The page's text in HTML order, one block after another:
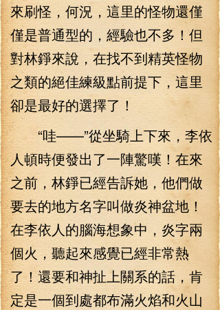
來刷怪，何況，這里的怪物還僅
僅是普通型的，經驗也不多！但
對林錚來說，在找不到精英怪物
之類的絕佳練級點前提下，這里
卻是最好的選擇了！
“哇——”從坐騎上下來，李依
人頓時便發出了一陣驚嘆！在來
之前，林錚已經告訴她，他們做
要去的地方名字叫做炎神盆地！
在李依人的腦海想象中，炎字兩
個火，聽起來感覺已經非常熱
了！還要和神扯上關系的話，肯
定是一個到處都布滿火焰和火山